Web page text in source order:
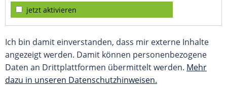
jetzt aktivieren
Ich bin damit einverstanden, dass mir externe Inhalte
angezeigt werden. Damit können personenbezogene
Daten an Drittplattformen übermittelt werden. Mehr
dazu in unseren Datenschutzhinweisen.